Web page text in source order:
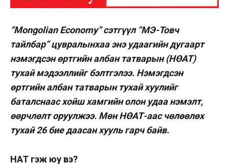
“Mongolian Economy” сэтгүүл “МЭ-Товч
тайлбар” цувралынхаа энэ удаагийн дугаарт
нэмэгдсэн өртгийн албан татварын (НӨАТ)
тухай мэдээллийг бэлтгэлээ. Нэмэгдсэн
өртгийн албан татварын тухай хуулийг
баталснаас хойш хамгийн олон удаа нэмэлт,
өөрчлөлт оруулжээ. Мөн НӨАТ-аас чөлөөлөх
тухай 26 бие даасан хууль гарч байв.
НӨАТ гэж юу вэ?